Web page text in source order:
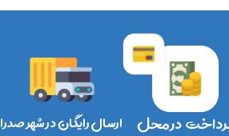
ارسال رایگان در شهر صدرا در محل